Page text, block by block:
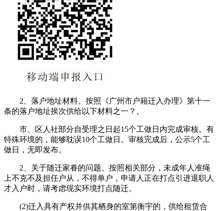
2、落户地址材料。按照《广州市户籍迁入办理》第十一
条的落户地址挨次供给以下材料之一？。
市、区人社部分自受理之日起15个工做日内完成审核。有
特殊环境的，能够耽误10个工做日。审核完成后，公示5个工
做日，无即发布。
2、关于随迁家眷的问题。按照相关部分，未成年人准绳
上不克不及担任户从，不得单户，申请人正在打点引进退职人
才入户时，请考虑现实环境打点随迁。
(2)迁入具有产权并供其栖身的室第衡宇的，供给租赁合